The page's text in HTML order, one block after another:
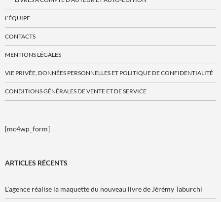
L’ÉQUIPE
CONTACTS
MENTIONS LÉGALES
VIE PRIVÉE, DONNÉES PERSONNELLES ET POLITIQUE DE CONFIDENTIALITÉ
CONDITIONS GÉNÉRALES DE VENTE ET DE SERVICE
[mc4wp_form]
ARTICLES RÉCENTS
L’agence réalise la maquette du nouveau livre de Jérémy Taburchi